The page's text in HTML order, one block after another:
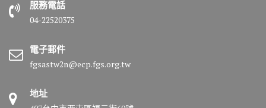
服務電話
04-22520375
電子郵件
fgsastw2n@ecp.fgs.org.tw
地址